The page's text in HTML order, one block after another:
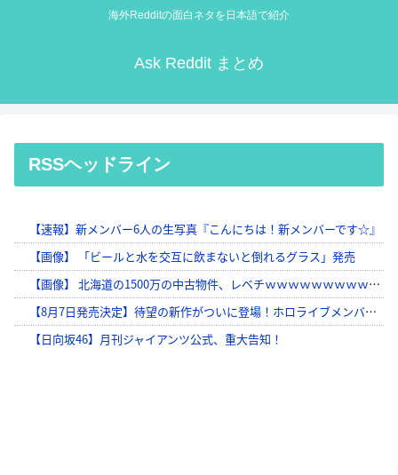
海外Redditの面白ネタを日本語で紹介
Ask Reddit まとめ
RSSヘッドライン